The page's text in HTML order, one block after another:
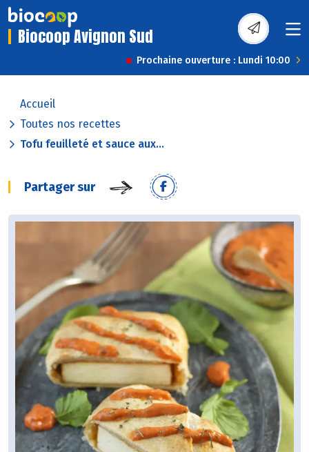
Biocoop Avignon Sud
Prochaine ouverture : Lundi 10:00
Accueil
Toutes nos recettes
Tofu feuilleté et sauce aux...
Partager sur